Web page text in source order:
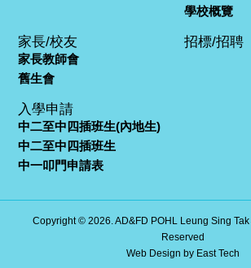
學校概覽
家長/校友
家長教師會
舊生會
招標/招聘
入學申請
中二至中四插班生(內地生)
中二至中四插班生
中一叩門申請表
Copyright © 2026. AD&FD POHL Leung Sing
Reserved
Web Design by East Tech